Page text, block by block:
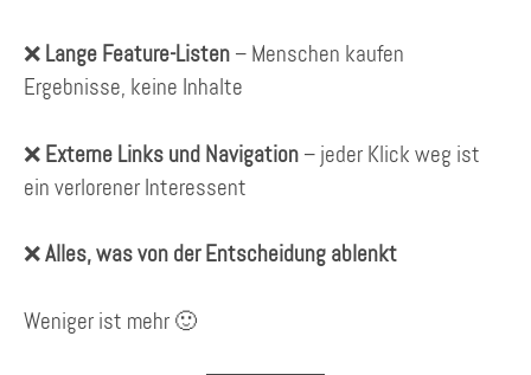
❌ Lange Feature-Listen – Menschen kaufen
Ergebnisse, keine Inhalte
❌ Externe Links und Navigation – jeder Klick weg ist
ein verlorener Interessent
❌Alles, was von der Entscheidung ablenkt
Weniger ist mehr 🙂